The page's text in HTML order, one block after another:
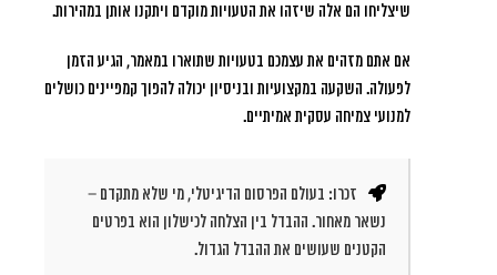
שיצליחו הם אלה שיזהו את הטעויות מוקדם ויתקנו אותן במהירות.
אם אתם מזהים את עצמכם בטעויות שתוארו במאמר, הגיע הזמן
לפעולה. השקעה במקצועיות ובניסיון יכולה להפוך קמפיינים כושלים
למנועי צמיחה עסקית אמיתיים.
זכרו: בעולם הפרסום הדיגיטלי, מי שלא מתקדם –
נשאר מאחור. ההבדל בין הצלחה לכישלון הוא בפרטים
הקטנים שעושים את ההבדל הגדול.